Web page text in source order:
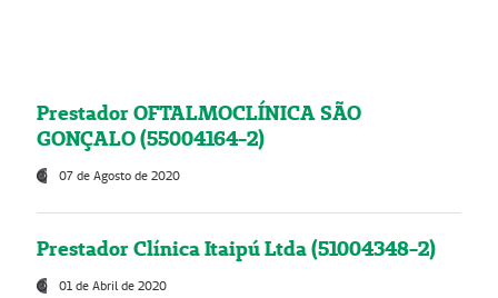
Prestador OFTALMOCLÍNICA SÃO
GONÇALO (55004164-2)
07 de Agosto de 2020
Prestador Clínica Itaipú Ltda (51004348-2)
01 de Abril de 2020